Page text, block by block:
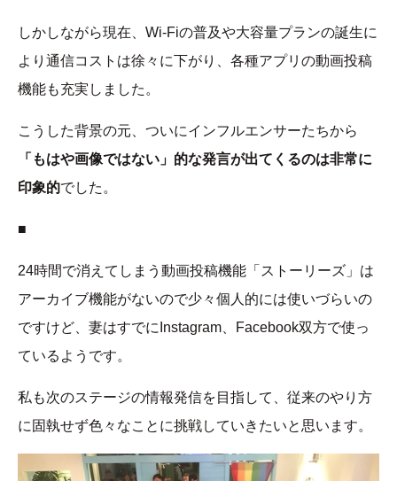
しかしながら現在、Wi-Fiの普及や大容量プランの誕生に
より通信コストは徐々に下がり、各種アプリの動画投稿
機能も充実しました。
こうした背景の元、ついにインフルエンサーたちから
「もはや画像ではない」的な発言が出てくるのは非常に
印象的でした。
■
24時間で消えてしまう動画投稿機能「ストーリーズ」は
アーカイブ機能がないので少々個人的には使いづらいの
ですけど、妻はすでにInstagram、Facebook双方で使っ
ているようです。
私も次のステージの情報発信を目指して、従来のやり方
に固執せず色々なことに挑戦していきたいと思います。